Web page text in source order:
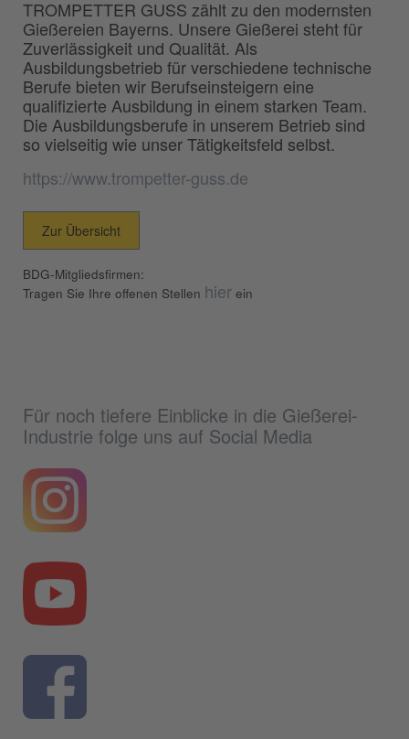
TROMPETTER GUSS zählt zu den modernsten
Gießereien Bayerns. Unsere Gießerei steht für
Zuverlässigkeit und Qualität. Als
Ausbildungsbetrieb für verschiedene technische
Berufe bieten wir Berufseinsteigern eine
qualifizierte Ausbildung in einem starken Team.
Die Ausbildungsberufe in unserem Betrieb sind
so vielseitig wie unser Tätigkeitsfeld selbst.
https://www.trompetter-guss.de
Zur Übersicht
BDG-Mitgliedsfirmen:
Tragen Sie Ihre offenen Stellen hier ein
Für noch tiefere Einblicke in die Gießerei-
Industrie folge uns auf Social Media